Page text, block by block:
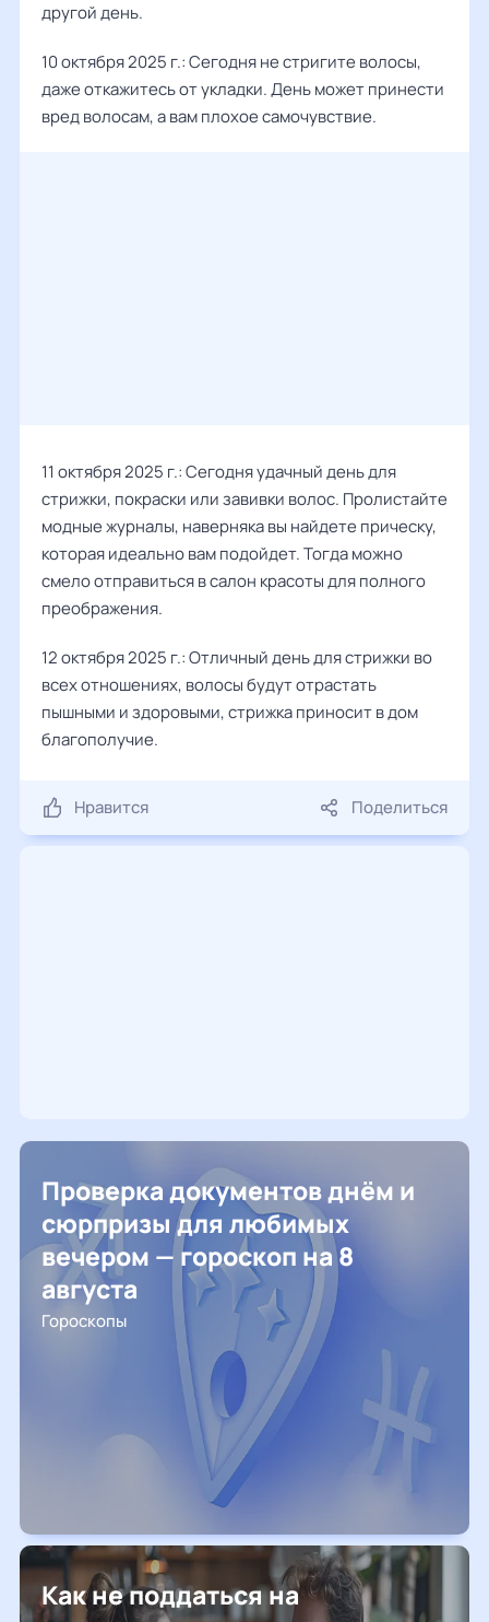
другой день.
10 октября 2025 г.: Сегодня не стригите волосы,
даже откажитесь от укладки. День может принести
вред волосам, а вам плохое самочувствие.
11 октября 2025 г.: Сегодня удачный день для
стрижки, покраски или завивки волос. Пролистайте
модные журналы, наверняка вы найдете прическу,
которая идеально вам подойдет. Тогда можно
смело отправиться в салон красоты для полного
преображения.
12 октября 2025 г.: Отличный день для стрижки во
всех отношениях, волосы будут отрастать
пышными и здоровыми, стрижка приносит в дом
благополучие.
Нравится Поделиться
Проверка документов днём и
сюрпризы для любимых
вечером — гороскоп на 8
августа
Гороскопы
Как не поддаться на